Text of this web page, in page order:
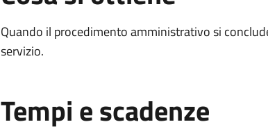
Quando il procedimento amministrativo si
servizio.
Tempi e scadenze